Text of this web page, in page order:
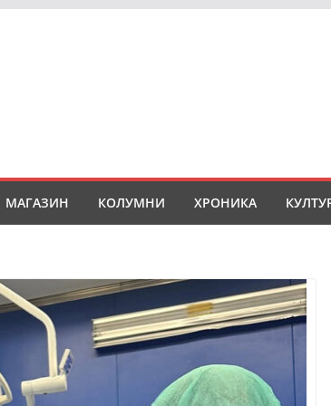
МАГАЗИН КОЛУМНИ ХРОНИКА